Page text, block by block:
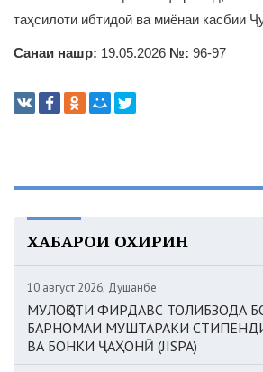
таҳсилоти ибтидоӣ ва миёнаи касбии
Санаи нашр: 19.05.2026 №: 96-97
ХАБАРҲОИ ОХИРИН
10 август 2026, Душанбе
МУЛОҚОТИ ФИРДАВС ТОЛИБЗОДА
БАРНОМАИ МУШТАРАКИ
ВА БОНКИ ҶАҲОНӢ (JISPA)